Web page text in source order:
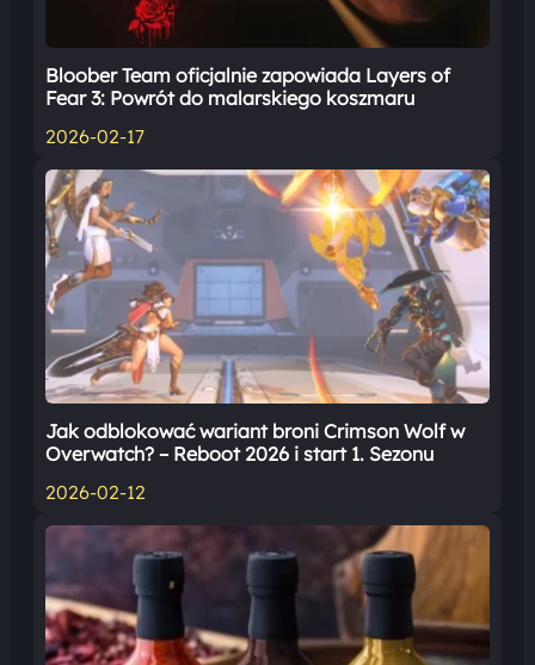
Bloober Team oficjalnie zapowiada Layers of
Fear 3: Powrót do malarskiego koszmaru
2026-02-17
Jak odblokować wariant broni Crimson Wolf w
Overwatch? – Reboot 2026 i start 1. Sezonu
2026-02-12